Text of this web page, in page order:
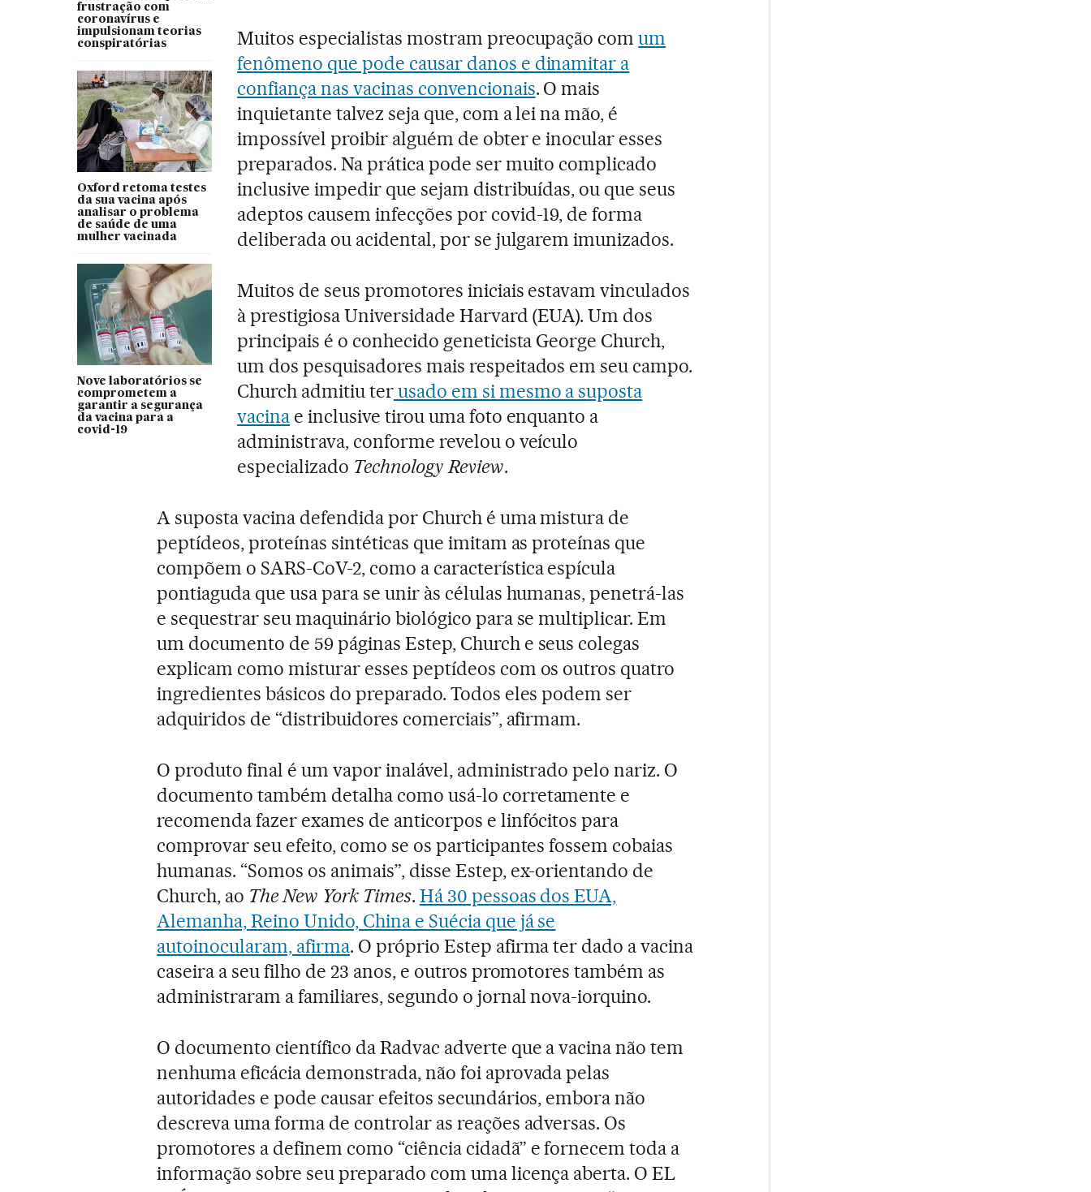
frustração com
coronavírus e
impulsionam teorias
conspiratórias
Oxford retoma testes
da sua vacina após
analisar o problema
de saúde de uma
mulher vacinada
Nove laboratórios se
comprometem a
garantir a segurança
da vacina para a
covid-19
Muitos especialistas mostram preocupação comum
fenômeno que pode causar danos e dinamitar a
confiança nas vacinas convencionais. O mais
inquietante talvez seja que, com a lei na mão, é
impossível proibir alguém de obter e inocular esses
preparados. Na prática pode ser muito complicado
inclusive impedir que sejam distribuídas, ou que seus
adeptos causem infecções por covid-19, de forma
deliberada ou acidental, por se julgarem imunizados.
Muitos de seus promotores iniciais estavam vinculados
à prestigiosa Universidade Harvard (EUA). Um dos
principais é o conhecido geneticista George Church,
um dos pesquisadores mais respeitados em seu campo.
Church admitiu terusado em si mesmo a suposta
vacina e inclusive tirou uma foto enquanto a
administrava, conforme revelou o veículo
especializado Technology Review.
A suposta vacina defendida por Church é uma mistura de
peptídeos, proteínas sintéticas que imitam as proteínas que
compõem o SARS-CoV-2, como a característica espícula
pontiaguda que usa para se unir às células humanas, penetrá-las
e sequestrar seu maquinário biológico para se multiplicar. Em
um documento de 59 páginas Estep, Church e seus colegas
explicam como misturar esses peptídeos com os outros quatro
ingredientes básicos do preparado. Todos eles podem ser
adquiridos de “distribuidores comerciais”, afirmam.
O produto final é um vapor inalável, administrado pelo nariz. O
documento também detalha como usá-lo corretamente e
recomenda fazer exames de anticorpos e linfócitos para
comprovar seu efeito, como se os participantes fossem cobaias
humanas. “Somos os animais”, disse Estep, ex-orientando de
Church, ao The New York Times. Há 30 pessoas dos EUA,
Alemanha, Reino Unido, China e Suécia que já se
autoinocularam, afirma. O próprio Estep afirma ter dado a vacina
caseira a seu filho de 23 anos, e outros promotores também as
administraram a familiares, segundo o jornal nova-iorquino.
O documento científico da Radvac adverte que a vacina não tem
nenhuma eficácia demonstrada, não foi aprovada pelas
autoridades e pode causar efeitos secundários, embora não
descreva uma forma de controlar as reações adversas. Os
promotores a definem como “ciência cidadã” e fornecem toda a
informação sobre seu preparado com uma licença aberta. O EL